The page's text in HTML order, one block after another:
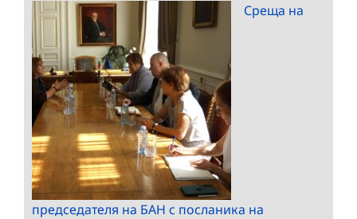
Среща на
председателя на БАН с посланика на